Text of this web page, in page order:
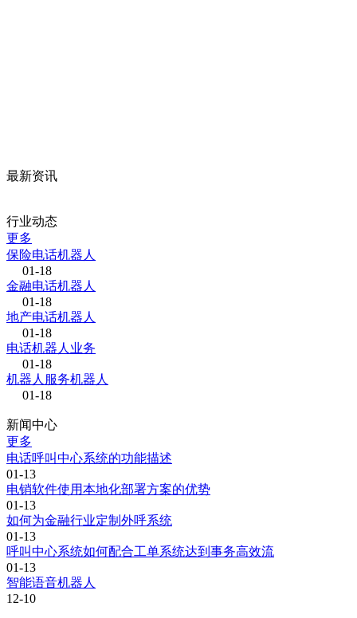
最新资讯
行业动态
更多
保险电话机器人
01-18
金融电话机器人
01-18
地产电话机器人
01-18
电话机器人业务
01-18
机器人服务机器人
01-18
新闻中心
更多
电话呼叫中心系统的功能描述
01-13
电销软件使用本地化部署方案的优势
01-13
如何为金融行业定制外呼系统
01-13
呼叫中心系统如何配合工单系统达到事务高效流
01-13
智能语音机器人
12-10